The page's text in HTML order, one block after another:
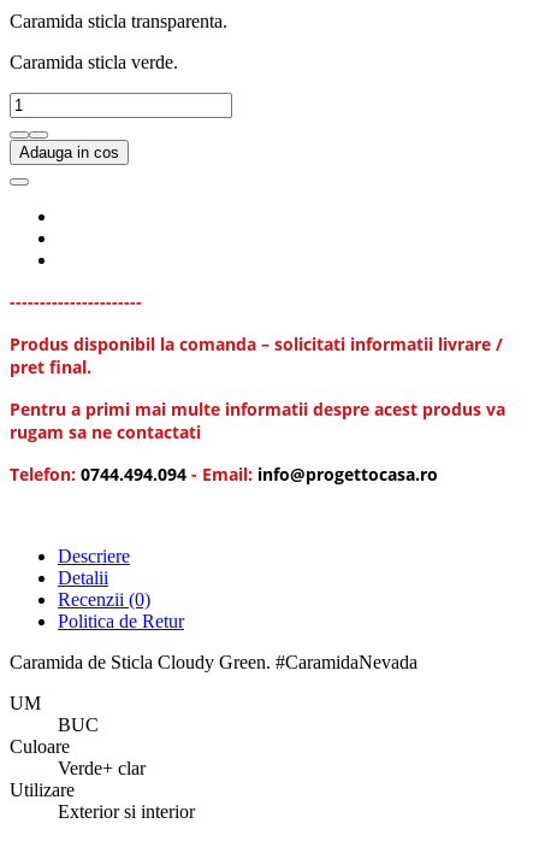
Caramida sticla transparenta.
Caramida sticla verde.
Adauga in cos
----------------------
Produs disponibil la comanda – solicitati informatii livrare /
pret final.
Pentru a primi mai multe informatii despre acest produs va
rugam sa ne contactati
Telefon: 0744.494.094 - Email: info@progettocasa.ro
Descriere
Detalii
Recenzii (0)
Politica de Retur
Caramida de Sticla Cloudy Green. #CaramidaNevada
UM
BUC
Culoare
Verde+ clar
Utilizare
Exterior si interior